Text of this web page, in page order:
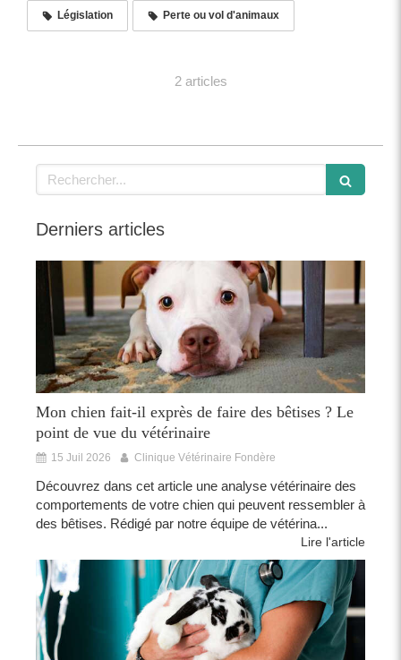
Législation Perte ou vol d'animaux
2 articles
Rechercher
Derniers articles
Mon chien fait-il exprès de faire des bêtises ? Le
point de vue du vétérinaire
15 Juil 2026 Clinique Vétérinaire Fondère
Découvrez dans cet article une analyse vétérinaire des
comportements de votre chien qui peuvent ressembler à
des bêtises. Rédigé par notre équipe de vétérina...
Lire l'article